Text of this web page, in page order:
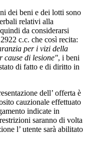
dei beni e dei lotti sono
relativi alla
da considerarsi
c.c. che così recita:
per i vizi della
cause di lesione", i beni
di fatto e di diritto in
dell’ offerta è
cauzionale effettuato
indicate in
saranno di volta
l’ utente sarà abilitato